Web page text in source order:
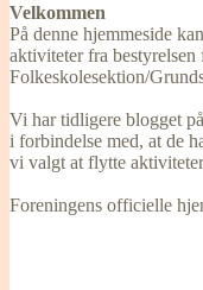
Velkommen
På denne hjemmeside
aktiviteter fra
Folkeskolesektion/
Vi har tidligere blogget
i forbindelse med, at de
vi valgt at flytte
Foreningens officielle